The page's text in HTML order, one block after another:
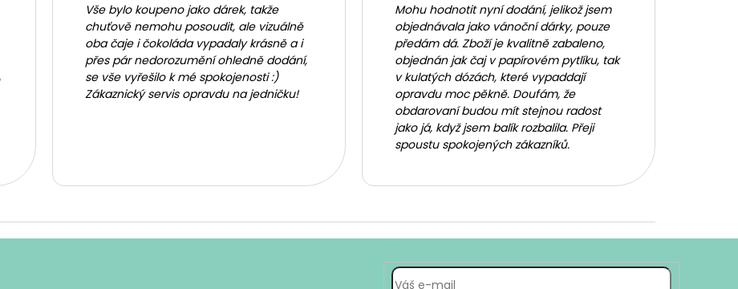
Vše bylo koupeno jako dárek, takže
chuťově nemohu posoudit, ale vizuálně
oba čaje i čokoláda vypadaly krásně a i
přes pár nedorozumění ohledně dodání,
se vše vyřešilo k mé spokojenosti :)
Zákaznický servis opravdu na jedničku!
Mohu hodnotit nyní dodání, jelikož jsem
objednávala jako vánoční dárky, pouze
předám dá. Zboží je kvalitně zabaleno,
objednán jak čaj v papírovém pytlíku, tak
v kulatých dózách, které vypaddají
opravdu moc pěkně. Doufám, že
obdarovaní budou mít stejnou radost
jako já, když jsem balík rozbalila. Přeji
spoustu spokojených zákazníků.